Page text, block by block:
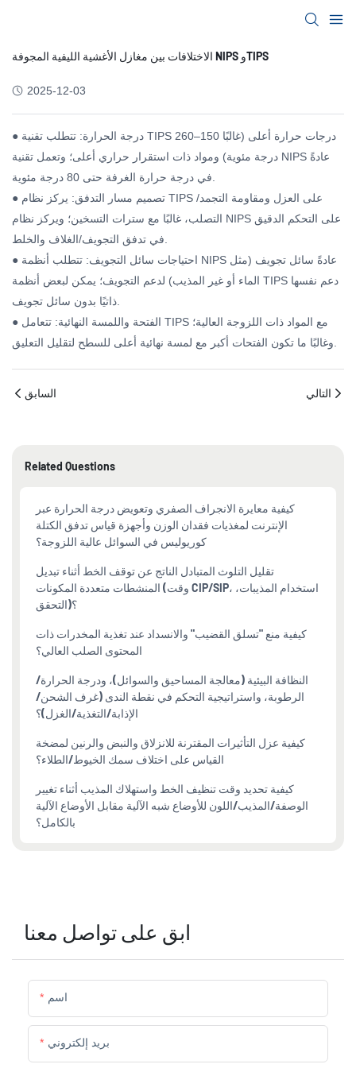
الاختلافات بين مغازل الأغشية الليفية المجوفة NIPS وTIPS
2025-12-03
● درجة الحرارة: تتطلب تقنية TIPS درجات حرارة أعلى (غالبًا 150–260
درجة مئوية) ومواد ذات استقرار حراري أعلى؛ وتعمل تقنية NIPS عادةً
● تصميم مسار التدفق: يركز نظام TIPS على العزل ومقاومة التجمد/
التصلب، غالبًا مع سترات التسخين؛ ويركز نظام NIPS على التحكم الدقيق
● احتياجات سائل التجويف: تتطلب أنظمة NIPS عادةً سائل تجويف (مثل
الماء أو غير المذيب) لدعم التجويف؛ يمكن لبعض أنظمة TIPS دعم نفسها
● الفتحة واللمسة النهائية: تتعامل TIPS مع المواد ذات اللزوجة العالية؛
السابق التالي
Related Questions
كيفية معايرة الانجراف الصفري وتعويض درجة الحرارة عبر
الإنترنت لمغذيات فقدان الوزن وأجهزة قياس تدفق الكتلة
كوريوليس في السوائل عالية اللزوجة؟
تقليل التلوث المتبادل الناتج عن توقف الخط أثناء تبديل
المنشطات متعددة المكونات (وقت CIP/SIP، استخدام المذيبات،
التحقق)؟
كيفية منع "تسلق القضيب" والانسداد عند تغذية المخدرات ذات
المحتوى الصلب العالي؟
النظافة البيئية (معالجة المساحيق والسوائل)، ودرجة الحرارة/
الرطوبة، واستراتيجية التحكم في نقطة الندى (غرف الشحن/
الإذابة/التغذية/الغزل)؟
كيفية عزل التأثيرات المقترنة للانزلاق والنبض والرنين لمضخة
القياس على اختلاف سمك الخيوط/الطلاء؟
كيفية تحديد وقت تنظيف الخط واستهلاك المذيب أثناء تغيير
الوصفة/المذيب/اللون للأوضاع شبه الآلية مقابل الأوضاع الآلية
بالكامل؟
ابق على تواصل معنا
اسم
بريد إلكتروني